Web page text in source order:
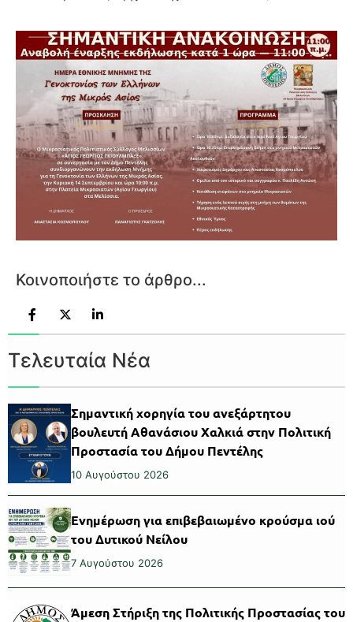
Κοινοποιήστε το άρθρο...
Τελευταία Νέα
Σημαντική χορηγία του ανεξάρτητου
βουλευτή Αθανάσιου Χαλκιά στην Πολιτική
Προστασία του Δήμου Πεντέλης
10 Αυγούστου 2026
Ενημέρωση για επιβεβαιωμένο κρούσμα ιού
του Δυτικού Νείλου
7 Αυγούστου 2026
Άμεση Στήριξη της Πολιτικής Προστασίας του